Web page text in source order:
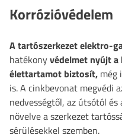
Korrózióvédelem
A tartószerkezetelektro-
hatékonyvédelmet nyújt a
élettartamot biztosít, még
is. A cinkbevonat megvédi
nedvességtől, az útsótól
növelve a szerkezet
sérülésekkel szemben.